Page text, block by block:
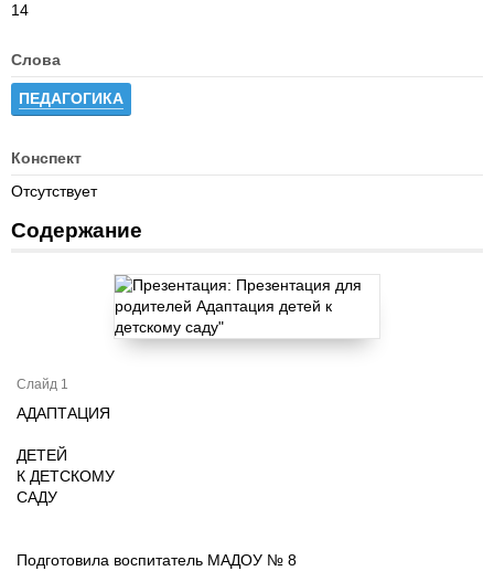
14
Слова
ПЕДАГОГИКА
Конспект
Отсутствует
Содержание
Слайд 1
АДАПТАЦИЯ
ДЕТЕЙ
К ДЕТСКОМУ
САДУ
Подготовила воспитатель МАДОУ № 8